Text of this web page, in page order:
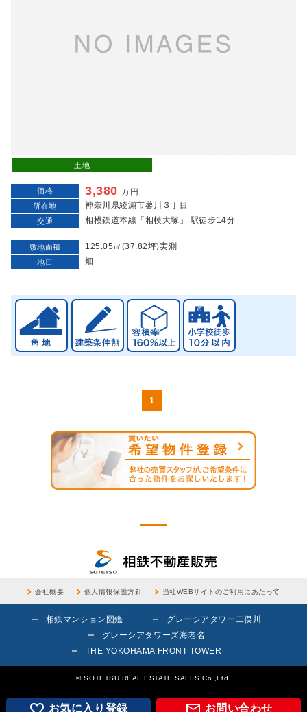
土地
価格 3,380万円
所在地 神奈川県綾瀬市蓼川３丁目
交通 相模鉄道本線「相模大塚」 駅徒歩14分
敷地面積 125.05㎡(37.82坪)実測
地目 畑
1
お気に入り登録 お問い合わせ
会社概要 個人情報保護方針 当社WEBサイトのご利用にあたって
相鉄マンション図鑑
グレーシアタワー二俣川
グレーシアタワーズ海老名
THE YOKOHAMA FRONT TOWER
© SOTETSU REAL ESTATE SALES Co.,Ltd.